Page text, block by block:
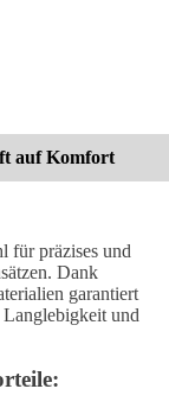
auf Komfort
für präzises und
Dank
garantiert
und